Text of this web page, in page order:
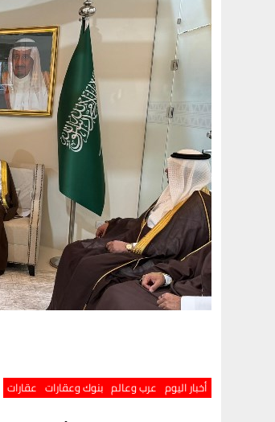
أخبار اليوم عرب وعالم بنوك وعقارات عقارات